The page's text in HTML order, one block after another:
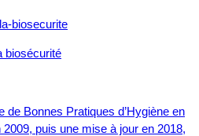
biosécurité
de Bonnes Pratiques d’Hygiène en
puis une mise à jour en 2018,